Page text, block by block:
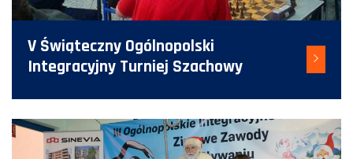
V Świąteczny Ogólnopolski
Integracyjny Turniej Szachowy